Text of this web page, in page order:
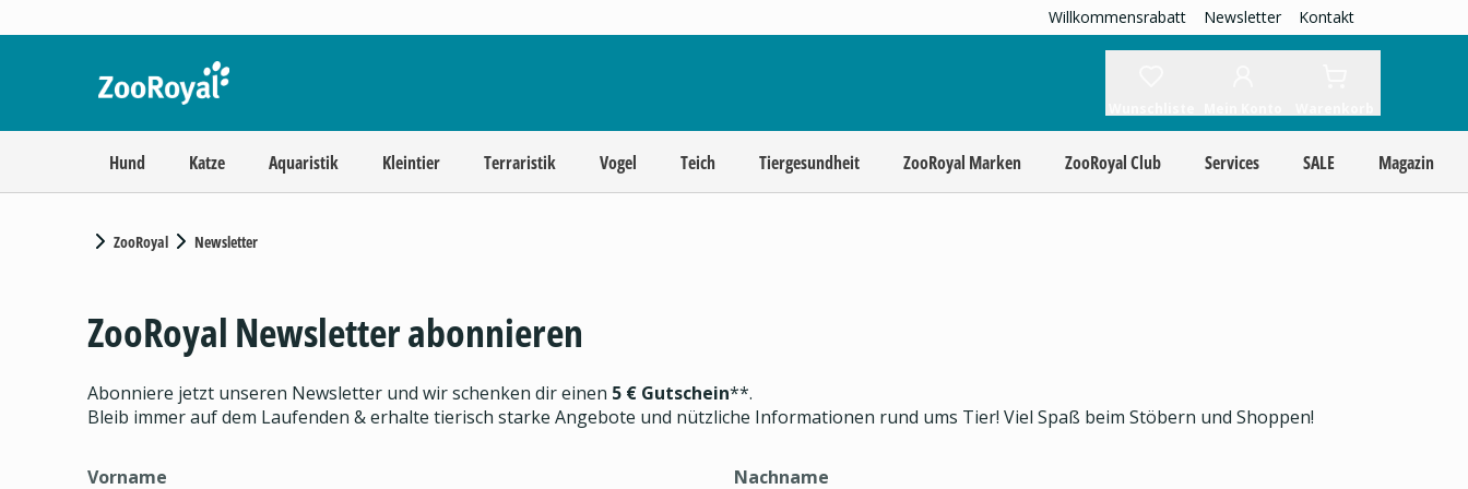
Willkommensrabatt Newsletter Kontakt
Hund Katze Aquaristik Kleintier Terraristik Vogel Teich Tiergesundheit ZooRoyal Marken ZooRoyal Club Services SALE Magazin
ZooRoyal Newsletter
ZooRoyal Newsletter abonnieren
Abonniere jetzt unseren Newsletter und wir schenken dir einen 5 € Gutschein**.
Bleib immer auf dem Laufenden & erhalte tierisch starke Angebote und nützliche Informationen rund ums Tier! Viel Spaß beim Stöbern und Shoppen!
Vorname Nachname